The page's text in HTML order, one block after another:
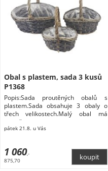
Obal s plastem, sada 3 kusů
P1368
Popis:Sada proutěných obalů s
plastem.Sada obsahuje 3 obaly o
třech velikostech.Malý obal má
rozměry
pátek 21.8. u Vás
1 060,-
875,70